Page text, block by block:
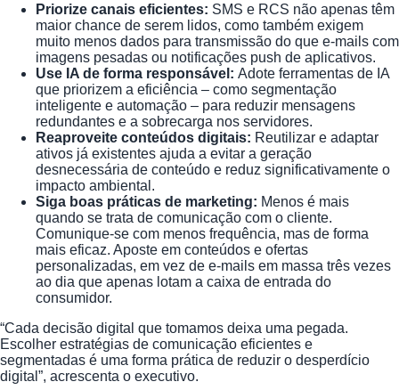
Priorize canais eficientes: SMS e RCS não apenas têm
maior chance de serem lidos, como também exigem
muito menos dados para transmissão do que e-mails com
imagens pesadas ou notificações push de aplicativos.
Use IA de forma responsável: Adote ferramentas de IA
que priorizem a eficiência – como segmentação
inteligente e automação – para reduzir mensagens
redundantes e a sobrecarga nos servidores.
Reaproveite conteúdos digitais: Reutilizar e adaptar
ativos já existentes ajuda a evitar a geração
desnecessária de conteúdo e reduz significativamente o
impacto ambiental.
Siga boas práticas de marketing: Menos é mais
quando se trata de comunicação com o cliente.
Comunique-se com menos frequência, mas de forma
mais eficaz. Aposte em conteúdos e ofertas
personalizadas, em vez de e-mails em massa três vezes
ao dia que apenas lotam a caixa de entrada do
consumidor.
“Cada decisão digital que tomamos deixa uma pegada.
Escolher estratégias de comunicação eficientes e
segmentadas é uma forma prática de reduzir o desperdício
digital”, acrescenta o executivo.